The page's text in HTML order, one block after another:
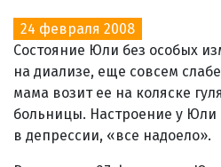
24 февраля 2008
Состояние Юли без особых
на диализе, еще совсем
мама возит ее на коляске
больницы. Настроение у Юли
в депрессии, «все надоело».